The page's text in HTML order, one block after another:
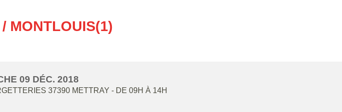
MONTLOUIS(1)
09 DÉC. 2018
37390 METTRAY - DE 09H À 14H